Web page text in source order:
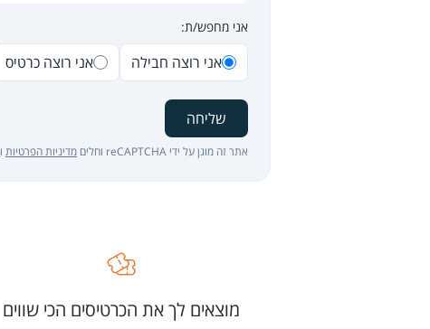
אני מחפש/ת:
אני רוצה חבילה אני רוצה כרטיס
שליחה
אתר זה מוגן על ידי reCAPTCHA וחלים מדיניות הפרטיות ו
מוצאים לך את הכרטיסים הכי שווים